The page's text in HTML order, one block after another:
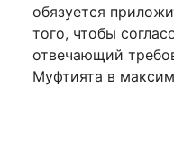
обязуется
того, чтобы
отвечающий
Муфтията в